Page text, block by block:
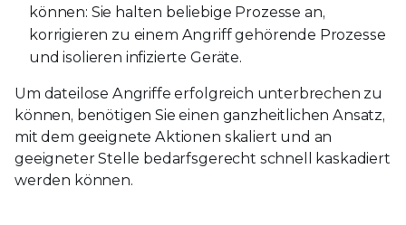
können: Sie halten beliebige Prozesse an,
korrigieren zu einem Angriff gehörende Prozesse
und isolieren infizierte Geräte.
Um dateilose Angriffe erfolgreich unterbrechen zu
können, benötigen Sie einen ganzheitlichen Ansatz,
mit dem geeignete Aktionen skaliert und an
geeigneter Stelle bedarfsgerecht schnell kaskadiert
werden können.